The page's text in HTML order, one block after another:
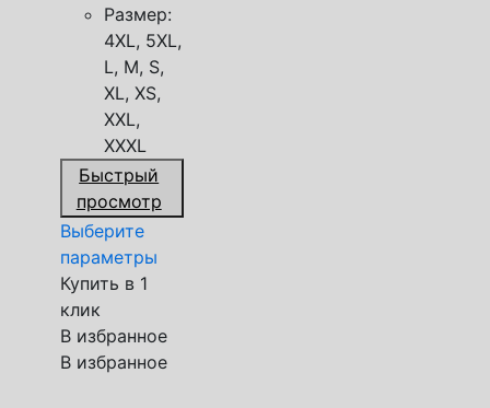
Размер:
4XL, 5XL,
L, M, S,
XL, XS,
XXL,
XXXL
Быстрый
просмотр
Выберите
параметры
Купить в 1
клик
В избранное
В избранное